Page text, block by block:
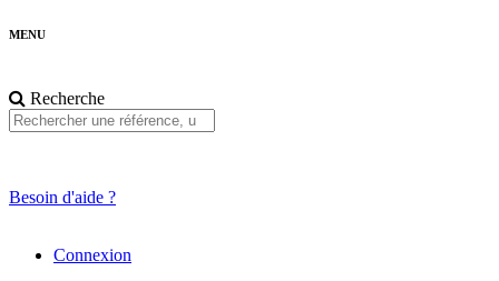
MENU
Recherche
Besoin d'aide ?
Connexion